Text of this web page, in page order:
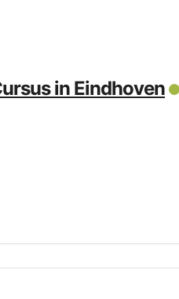
in Eindhoven